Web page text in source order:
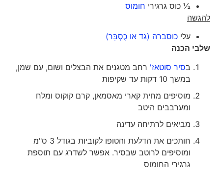
½ כוס גרגיריחומוס
להגשה
עליכוסברה (גַּד או כֻּסְבָּר)
שלבי הכנה
בסיר סוטאז'רחב מטגנים את הבצלים ושום, עם שמן,
במשך 10 דקות עד שקיפות
מוסיפים מחית קארי מאסמאן, קרם קוקוס ומלח
ומערבבים היטב
מביאים לרתיחה עדינה
חותכים את הדלעת והטופו לקוביות בגודל 3 ס"מ
ומוסיפים לרוטב שבסיר. אפשר לשדרג עם תוספת
גרגירי החומוס